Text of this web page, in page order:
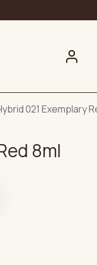
021 Exemplary
8ml